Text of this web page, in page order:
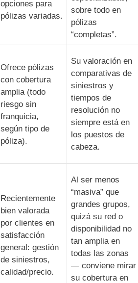
opciones para
pólizas variadas.
sobre todo en
pólizas
“completas”.
Ofrece pólizas
con cobertura
amplia (todo
riesgo sin
franquicia,
según tipo de
póliza).
Su valoración en
comparativas de
siniestros y
tiempos de
resolución no
siempre está en
los puestos de
cabeza.
Recientemente
bien valorada
por clientes en
satisfacción
general: gestión
de siniestros,
calidad/precio.
Al ser menos
“masiva” que
grandes grupos,
quizá su red o
disponibilidad no
tan amplia en
todas las zonas
— conviene mirar
su cobertura en